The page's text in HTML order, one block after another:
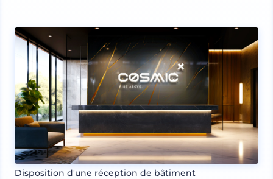
Disposition d'une réception de bâtiment